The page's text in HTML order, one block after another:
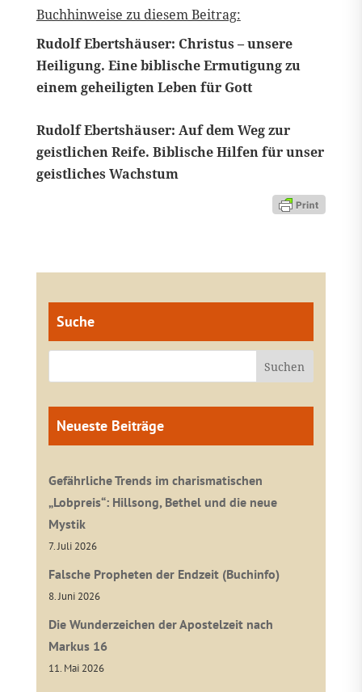
Buchhinweise zu diesem Beitrag:
Rudolf Ebertshäuser: Christus – unsere
Heiligung. Eine biblische Ermutigung zu
einem geheiligten Leben für Gott
Rudolf Ebertshäuser: Auf dem Weg zur
geistlichen Reife. Biblische Hilfen für unser
geistliches Wachstum
Suche
Neueste Beiträge
Gefährliche Trends im charismatischen
„Lobpreis“: Hillsong, Bethel und die neue
Mystik
7. Juli 2026
Falsche Propheten der Endzeit (Buchinfo)
8. Juni 2026
Die Wunderzeichen der Apostelzeit nach
Markus 16
11. Mai 2026